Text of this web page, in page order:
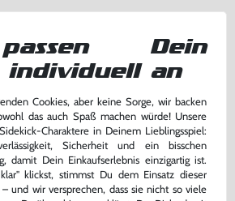
Codes
Konsole #Clear/Atomic Purple
Dein
individuell an
Cookies, aber keine Sorge, wir backen
das auch Spaß machen würde! Unsere
Charaktere in Deinem Lieblingsspiel:
Sicherheit und ein bisschen
damit Dein Einkaufserlebnis einzigartig ist.
klickst, stimmst Du dem Einsatz dieser
und wir versprechen, dass sie nicht so viele